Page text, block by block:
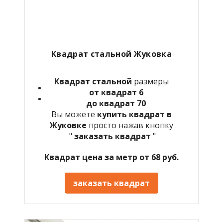
Квадрат стальной Жуковка
Квадрат стальной размеры
от квадрат 6
до квадрат 70
Вы можете купить квадрат в
Жуковке просто нажав кнопку
" заказать квадрат "
Квадрат цена за метр от 68 руб.
заказать квадрат